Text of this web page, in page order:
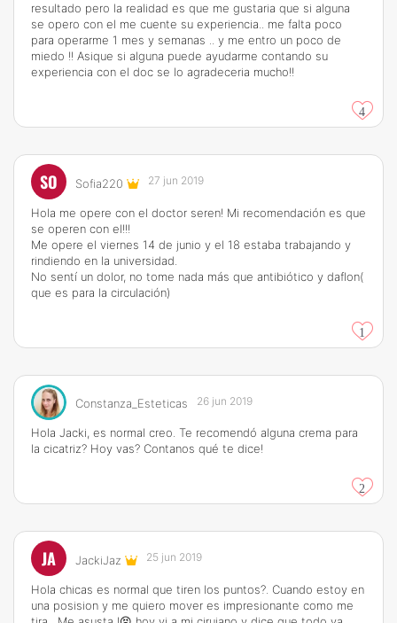
resultado pero la realidad es que me gustaria que si alguna
se opero con el me cuente su experiencia.. me falta poco
para operarme 1 mes y semanas .. y me entro un poco de
miedo !! Asique si alguna puede ayudarme contando su
experiencia con el doc se lo agradeceria mucho!!
4
SO Sofia220 27 jun 2019
Hola me opere con el doctor seren! Mi recomendación es que
se operen con el!!!
Me opere el viernes 14 de junio y el 18 estaba trabajando y
rindiendo en la universidad.
No sentí un dolor, no tome nada más que antibiótico y daflon(
que es para la circulación)
1
Constanza_Esteticas 26 jun 2019
Hola Jacki, es normal creo. Te recomendó alguna crema para
la cicatriz? Hoy vas? Contanos qué te dice!
2
JA JackiJaz 25 jun 2019
Hola chicas es normal que tiren los puntos?. Cuando estoy en
una posision y me quiero mover es impresionante como me